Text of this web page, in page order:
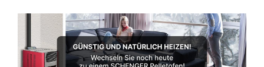
WARENKORB
PRODUCTS
SEARCH